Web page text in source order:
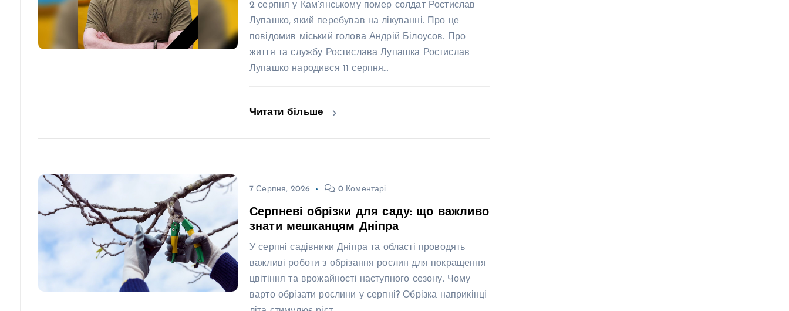
2 серпня у Кам’янському помер солдат Ростислав
Лупашко, який перебував на лікуванні. Про це
повідомив міський голова Андрій Білоусов. Про
життя та службу Ростислава Лупашка Ростислав
Лупашко народився 11 серпня…
Читати більше
7 Серпня, 2026 0 Коментарі
Серпневі обрізки для саду: що важливо
знати мешканцям Дніпра
У серпні садівники Дніпра та області проводять
важливі роботи з обрізання рослин для покращення
цвітіння та врожайності наступного сезону. Чому
варто обрізати рослини у серпні? Обрізка наприкінці